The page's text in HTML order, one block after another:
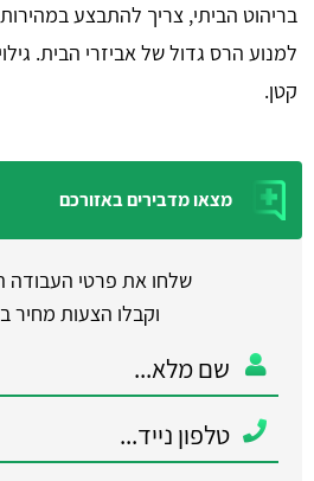
בריהוט הביתי, צריך להתבצע
למנוע הרס גדול של אביזרי הבית.
קטן.
מצאו מדבירים באזורכם
שלחו את פרטי העבודה
וקבלו הצעות מחיר